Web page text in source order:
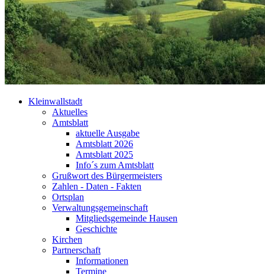
Kleinwallstadt
Aktuelles
Amtsblatt
aktuelle Ausgabe
Amtsblatt 2026
Amtsblatt 2025
Info´s zum Amtsblatt
Grußwort des Bürgermeisters
Zahlen - Daten - Fakten
Ortsplan
Verwaltungsgemeinschaft
Mitgliedsgemeinde Hausen
Geschichte
Kirchen
Partnerschaft
Informationen
Termine